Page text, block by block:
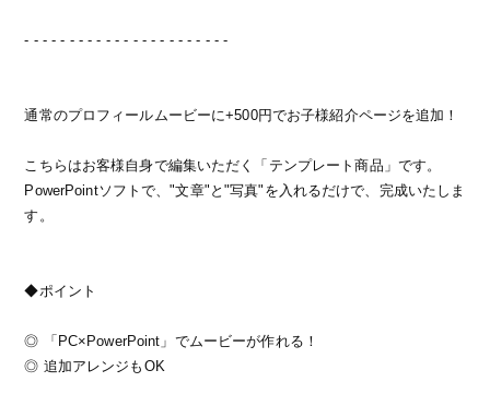
- - - - - - - - - - - - - - - - - - - - - - -
通常のプロフィールムービーに+500円でお子様紹介ページを追加！
こちらはお客様自身で編集いただく「テンプレート商品」です。
PowerPointソフトで、"文章"と"写真"を入れるだけで、完成いたしま
す。
◆ポイント
◎ 「PC×PowerPoint」でムービーが作れる！
◎ 追加アレンジもOK